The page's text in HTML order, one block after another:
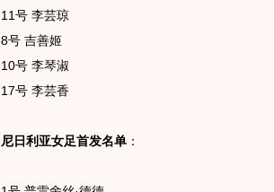
11号 李芸琼
8号 吉善姬
10号 李琴淑
17号 李芸香
尼日利亚女足首发名单：